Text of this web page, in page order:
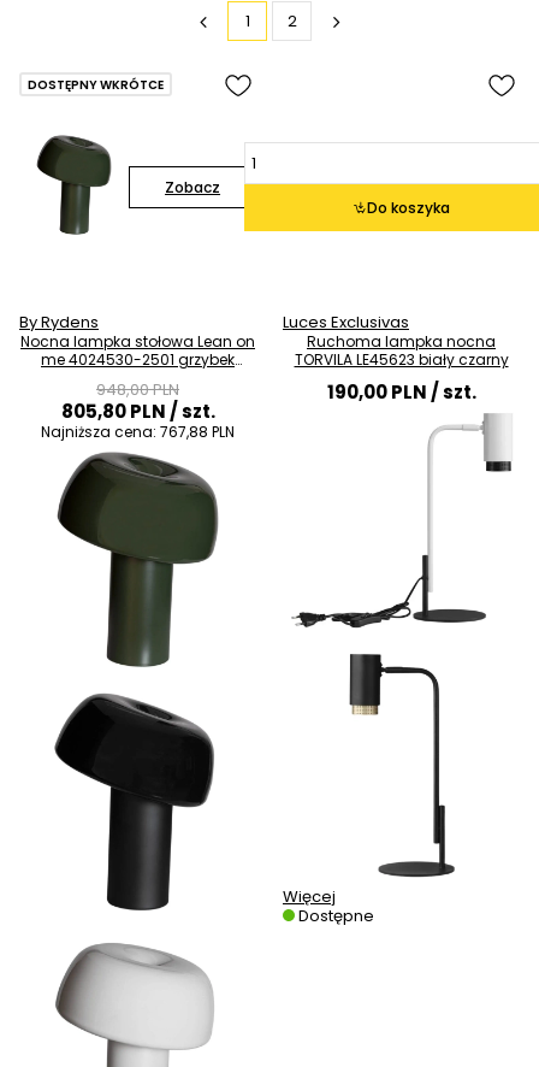
1 2
Zobacz
DOSTĘPNY WKRÓTCE
By Rydens
Nocna lampka stołowa Lean on
me 4024530-2501 grzybek
948,00 PLN
805,80 PLN/ szt.
Najniższa cena: 767,88 PLN
Do koszyka
Luces Exclusivas
Ruchoma lampka nocna
TORVILA LE45623 biały czarny
190,00 PLN/ szt.
Więcej
Dostępne